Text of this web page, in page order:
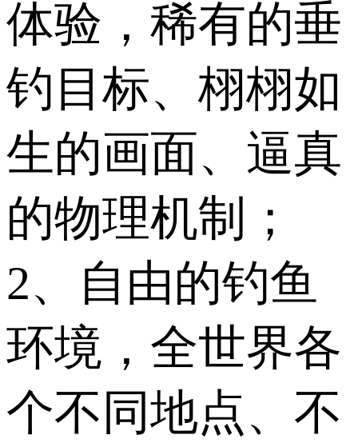
体验，稀有的垂
钓目标、栩栩如
生的画面、逼真
的物理机制；
2、自由的钓鱼
环境，全世界各
个不同地点、不